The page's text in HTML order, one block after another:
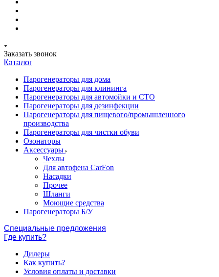
Заказать звонок
Каталог
Парогенераторы для дома
Парогенераторы для клининга
Парогенераторы для автомойки и СТО
Парогенераторы для дезинфекции
Парогенераторы для пищевого/промышленного
производства
Парогенераторы для чистки обуви
Озонаторы
Аксессуары
Чехлы
Для автофена CarFon
Насадки
Прочее
Шланги
Моющие средства
Парогенераторы Б/У
Специальные предложения
Где купить?
Дилеры
Как купить?
Условия оплаты и доставки